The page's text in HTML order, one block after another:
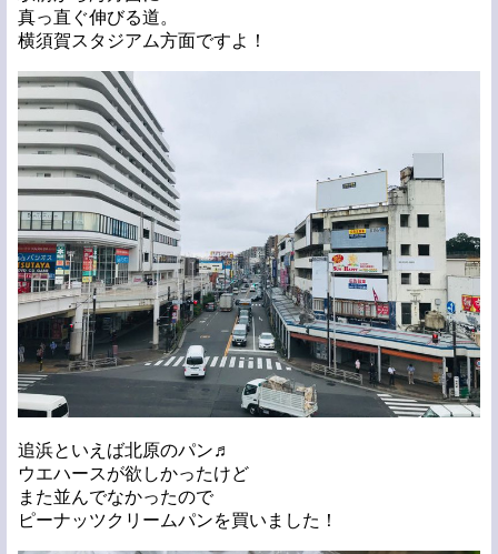
真っ直ぐ伸びる道。
横須賀スタジアム方面ですよ！
追浜といえば北原のパン♬
ウエハースが欲しかったけど
また並んでなかったので
ピーナッツクリームパンを買いました！